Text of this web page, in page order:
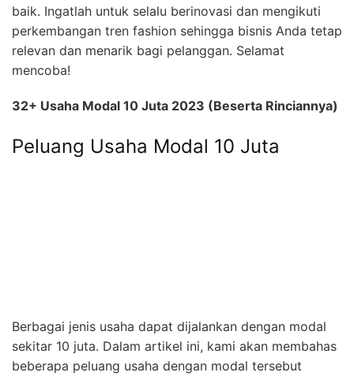
baik. Ingatlah untuk selalu berinovasi dan mengikuti
perkembangan tren fashion sehingga bisnis Anda tetap
relevan dan menarik bagi pelanggan. Selamat
mencoba!
32+ Usaha Modal 10 Juta 2023 (Beserta Rinciannya)
Peluang Usaha Modal 10 Juta
Berbagai jenis usaha dapat dijalankan dengan modal
sekitar 10 juta. Dalam artikel ini, kami akan membahas
beberapa peluang usaha dengan modal tersebut